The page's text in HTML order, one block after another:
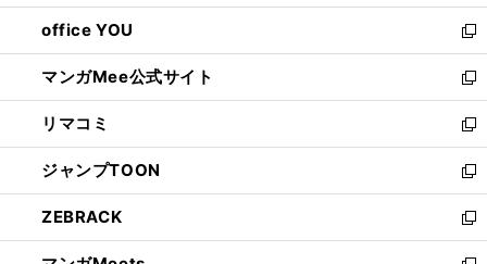
開
く
ウ
で
開
く
ウ
ィ
ン
ド
ウ
で
開
く
し
い
ウ
ィ
ン
ド
ウ
で
開
く
office YOU
新
し
い
ウ
ィ
ン
ド
ウ
で
開
マンガMee公式サイト
新
し
い
ウ
ィ
ン
ド
ウ
リマコミ
新
し
い
ウ
ィ
ン
ジャンプTOON
新
し
い
ウ
ZEBRACK
新
し